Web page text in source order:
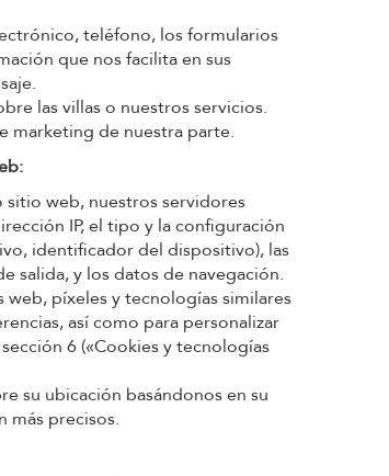
teléfono, los formularios
que nos facilita en sus
las villas o nuestros servicios.
marketing de nuestra parte.
sitio web, nuestros servidores
IP, el tipo y la configuración
identificador del dispositivo), las
salida, y los datos de navegación.
web, píxeles y tecnologías similares
así como para personalizar
6 («Cookies y tecnologías
su ubicación basándonos en su
más precisos.